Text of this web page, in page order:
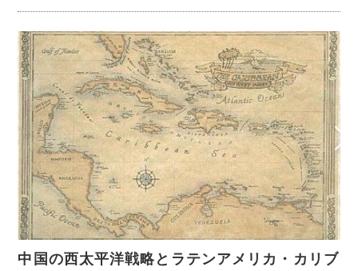
中国の西太平洋戦略とラテンアメリカ・カリブ